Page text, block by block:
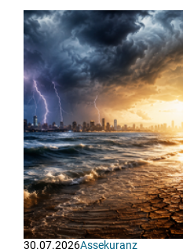
30.07.2026Assekuranz